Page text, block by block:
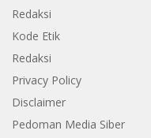
Redaksi
Kode Etik
Redaksi
Privacy Policy
Disclaimer
Pedoman Media Siber